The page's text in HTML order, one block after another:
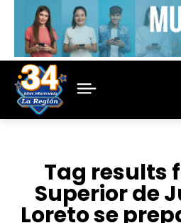
Tag results
Superior de
Loreto se